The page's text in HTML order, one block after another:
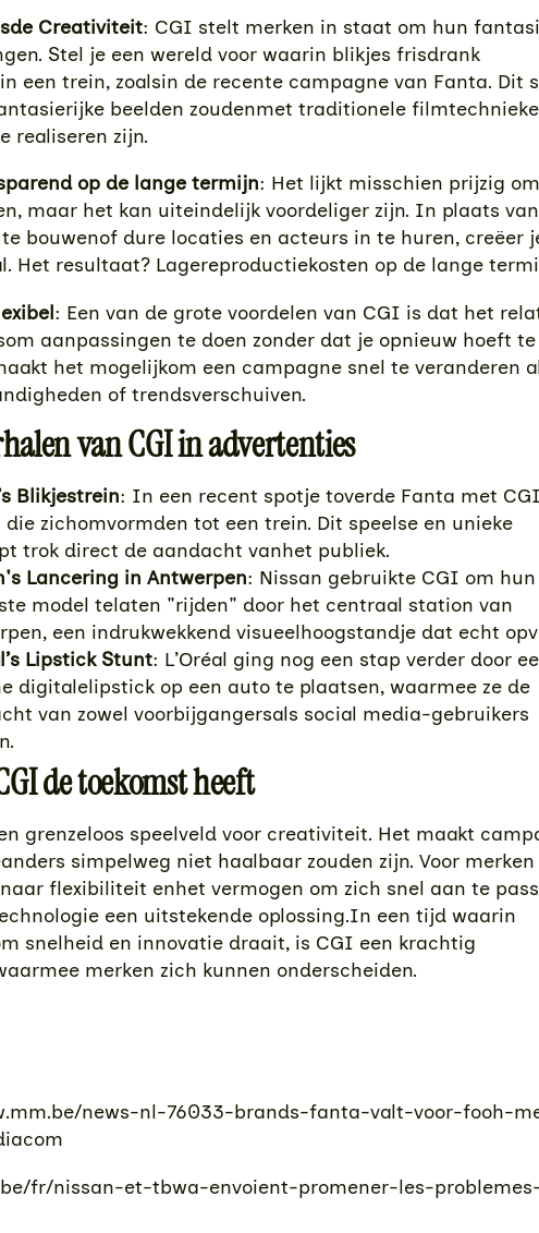
Creativiteit: CGI stelt merken in staat om hun
Stel je een wereld voor waarin blikjes frisdrank
een trein, zoalsin de recente campagne van Fanta. Dit
beelden zoudenmet traditionele
realiseren zijn.
op de lange termijn: Het lijkt misschien prijzig
maar het kan uiteindelijk voordeliger zijn. In plaats van
bouwenof dure locaties en acteurs in te huren, creëer
Het resultaat? Lagereproductiekosten op de lange
: Een van de grote voordelen van CGI is dat het
aanpassingen te doen zonder dat je opnieuw hoeft te
het mogelijkom een campagne snel te veranderen
of trendsverschuiven.
van CGI in advertenties
Blikjestrein: In een recent spotje toverde Fanta met
die zichomvormden tot een trein. Dit speelse en unieke
trok direct de aandacht vanhet publiek.
Lancering in Antwerpen: Nissan gebruikte CGI om hun
model telaten "rijden" door het centraal station van
een indrukwekkend visueelhoogstandje dat echt
Lipstick Stunt: L’Oréal ging nog een stap verder door
digitalelipstick op een auto te plaatsen, waarmee ze de
van zowel voorbijgangersals social media-gebruikers
de toekomst heeft
grenzeloos speelveld voor creativiteit. Het maakt
simpelweg niet haalbaar zouden zijn. Voor merken
flexibiliteit enhet vermogen om zich snel aan te
een uitstekende oplossing.In een tijd waarin
snelheid en innovatie draait, is CGI een krachtig
merken zich kunnen onderscheiden.
news-nl-76033-brands-fanta-valt-voor-fooh-
fr/nissan-et-tbwa-envoient-promener-les-